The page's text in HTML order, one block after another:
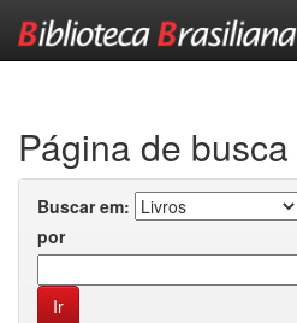
Página de busca
Buscar em:
por